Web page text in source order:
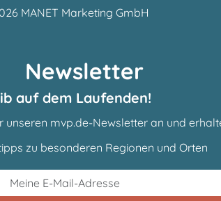
MANET Marketing GmbH
Newsletter
auf dem Laufenden!
unseren mvp.de-Newsletter an und
zu besonderen Regionen und Orten